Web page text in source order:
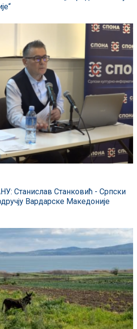
Станислав Станковић - Српски
Вардарске Македоније